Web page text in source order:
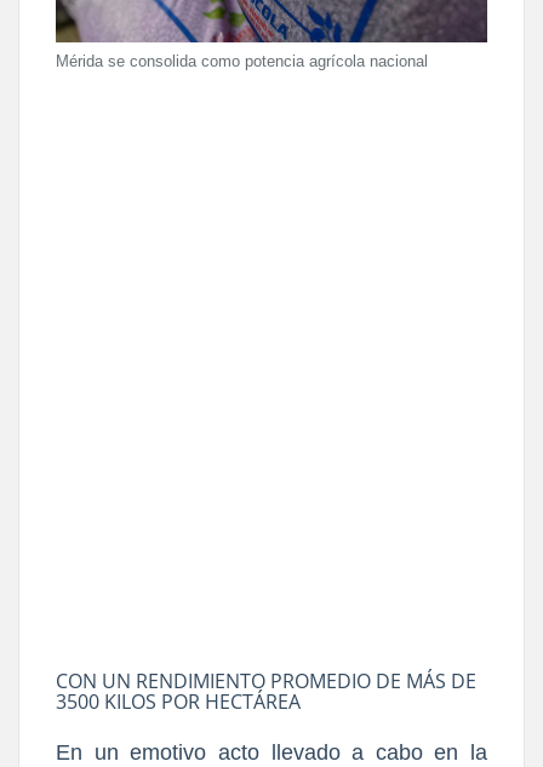
Mérida se consolida como potencia agrícola nacional
CON UN RENDIMIENTO PROMEDIO DE MÁS DE
3500 KILOS POR HECTÁREA
En un emotivo acto llevado a cabo en la